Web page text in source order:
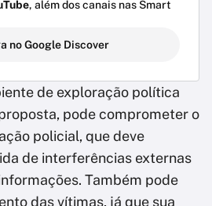
, além dos canais nas Smart
no Google Discover
de exploração política
pode comprometer o
policial, que deve
de interferências externas
Também pode
das vítimas, já que sua